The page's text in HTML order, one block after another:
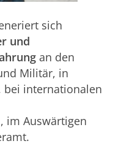
sich
und
an den
Militär, in
bei internationalen
im Auswärtigen